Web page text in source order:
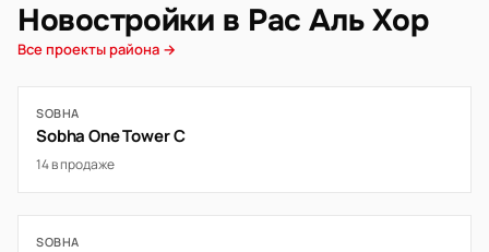
Новостройки в Рас Аль Хор
Все проекты района →
SOBHA
Sobha One Tower C
14 в продаже
SOBHA